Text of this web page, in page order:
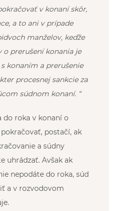
v konaní skôr,
a to ani v prípade
manželov, keďže
o prerušení konania je
konaním a prerušenie
procesnej sankcie za
súdnom konaní. “
do roka v konaní o
postačí, ak
a súdny
uhrádzať. Avšak ak
nepodáte do roka, súd
a v rozvodovom